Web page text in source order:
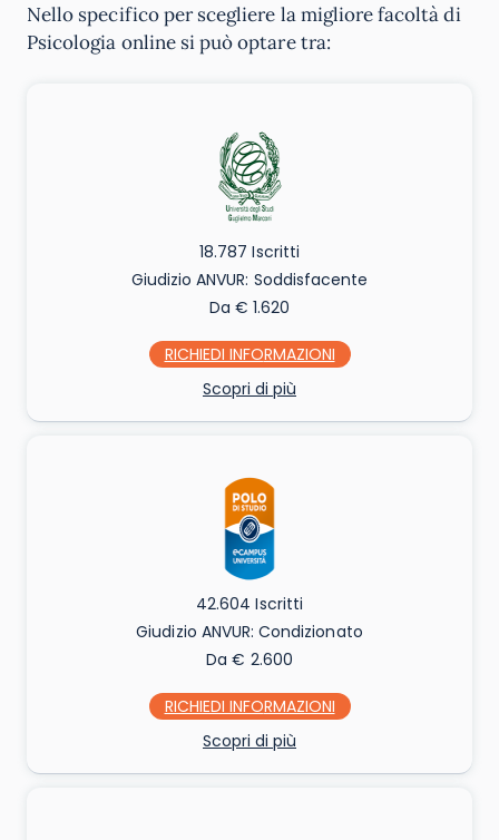
Nello specifico per scegliere la migliore facoltà di
Psicologia online si può optare tra:
18.787 Iscritti
Giudizio ANVUR: Soddisfacente
Da € 1.620
RICHIEDI INFO
Scopri di più
42.604 Iscritti
Giudizio ANVUR: Condizionato
Da € 2.600
RICHIEDI INFO
Scopri di più